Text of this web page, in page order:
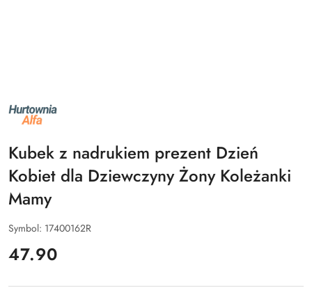
NAZWA
PRODUCENTA:
ALFA
Kubek z nadrukiem prezent Dzień
Kobiet dla Dziewczyny Żony Koleżanki
Mamy
Symbol: 17400162R
cena:
47.90